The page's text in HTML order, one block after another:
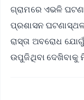
ଗ୍ରାମରେ ଏଭଳି
ପ୍ରଶାସନ
ରାସ୍ତା ଅବରୋଧ
ଉପୁଜିଥିବା ଦେଖିବାକୁ